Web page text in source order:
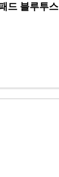
드 블루투스